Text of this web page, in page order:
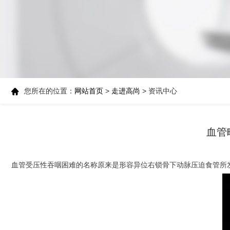
您所在的位置： 网站首页 > 走进高尚 > 资讯中心
血
血管受压性吞咽困难的名称原来是形容异位右锁骨下动脉压迫食管